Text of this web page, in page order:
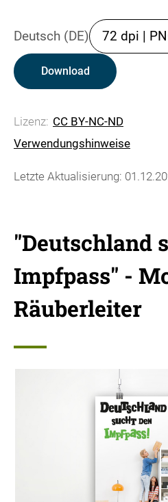
Deutsch (DE) 72 dpi |
Download
Lizenz: CC BY-NC-ND
Verwendungshinweise
Letzte Aktualisierung:
"Deutschland
Impfpass" -
Räuberleiter